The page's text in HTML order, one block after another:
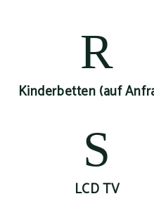
Kinderbetten (auf
LCD TV